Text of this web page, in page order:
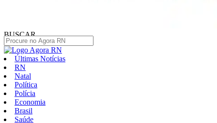
BUSCAR
Últimas Notícias
RN
Natal
Política
Polícia
Economia
Brasil
Saúde